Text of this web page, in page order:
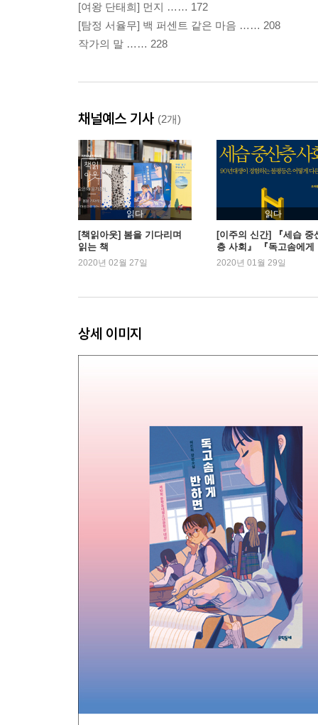
[여왕 단태희] 먼지 …… 172
[탐정 서율무] 백 퍼센트 같은 마음 …… 208
작가의 말 …… 228
채널예스 기사 (2개)
읽다
[책읽아웃] 봄을 기다리며
읽는 책
2020년 02월 27일
읽다
[이주의 신간] 『세습 중
층 사회』 『독고솜에게
하면』 외
2020년 01월 29일
상세 이미지